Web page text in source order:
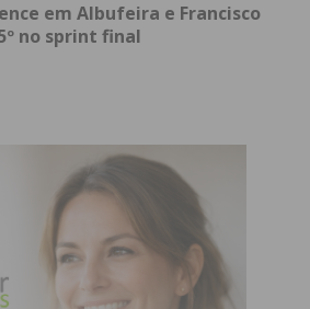
regular a informação
atualizada.
com os
termos e
condições
em Albufeira e Francisco
no sprint final